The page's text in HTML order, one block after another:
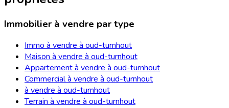
Immobilier à vendre par type
Immo à vendre à oud-turnhout
Maison à vendre à oud-turnhout
Appartement à vendre à oud-turnhout
Commercial à vendre à oud-turnhout
à vendre à oud-turnhout
Terrain à vendre à oud-turnhout